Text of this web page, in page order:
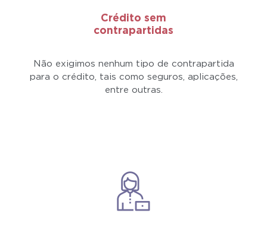
Crédito sem
contrapartidas
Não exigimos nenhum tipo de contrapartida
para o crédito, tais como seguros, aplicações,
entre outras.